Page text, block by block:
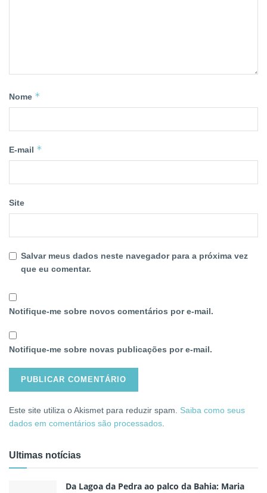
Nome *
E-mail *
Site
Salvar meus dados neste navegador para a próxima vez
que eu comentar.
Notifique-me sobre novos comentários por e-mail.
Notifique-me sobre novas publicações por e-mail.
Este site utiliza o Akismet para reduzir spam. Saiba como seus
dados em comentários são processados
Ultimas notícias
Da Lagoa da Pedra ao palco da Bahia: Maria